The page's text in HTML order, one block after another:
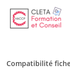
main
Compatibilité